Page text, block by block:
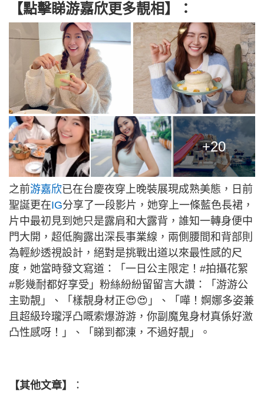
【點擊睇游嘉欣更多靚相】：
+20
之前游嘉欣已在台慶夜穿上晚裝展現成熟美態，日前
聖誕更在IG分享了一段影片，她穿上一條藍色長裙，
片中最初見到她只是露肩和大露背，誰知一轉身便中
門大開，超低胸露出深長事業線，兩側腰間和背部則
為輕紗透視設計，絕對是挑戰出道以來最性感的尺
度，她當時發文寫道：「一日公主限定！#拍攝花絮
#影幾耐都好享受」粉絲紛紛留留言大讚：「游游公
主勁靚」、「樣靚身材正😍😍」、「嘩！婀娜多姿兼
且超級玲瓏浮凸嘅索爆游游，你副魔鬼身材真係好激
凸性感呀！」、「睇到都涷，不過好靚」。
【其他文章】 ：